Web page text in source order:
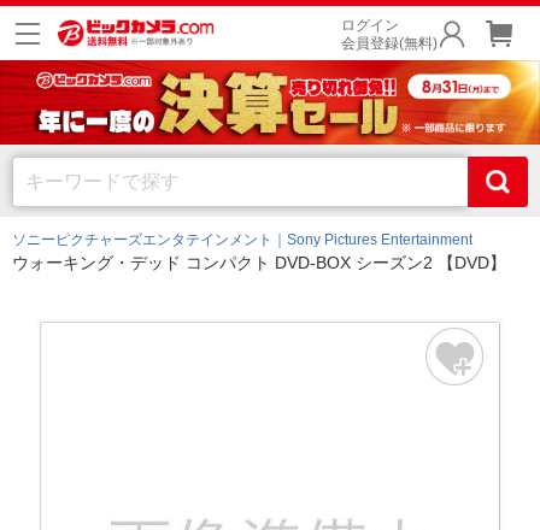
ログイン
会員登録(無料)
ソニーピクチャーズエンタテインメント｜Sony Pictures Entertainment
ウォーキング・デッド コンパクト DVD-BOX シーズン2 【DVD】